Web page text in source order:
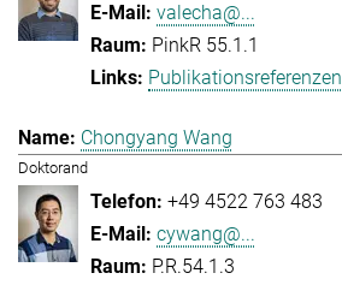
valecha@...
PinkR 55.1.1
Publikationsreferenzen
Chongyang Wang
Doktorand
+49 4522 763 483
cywang@...
P.R.54.1.3